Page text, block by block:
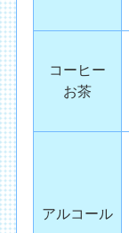
コーヒー
お茶
アルコール